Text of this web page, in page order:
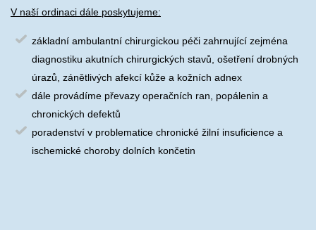
V naší ordinaci dále poskytujeme:
základní ambulantní chirurgickou péči zahrnující zejména
diagnostiku akutních chirurgických stavů, ošetření drobných
úrazů, zánětlivých afekcí kůže a kožních adnex
dále provádíme převazy operačních ran, popálenin a
chronických defektů
poradenství v problematice chronické žilní insuficience a
ischemické choroby dolních končetin